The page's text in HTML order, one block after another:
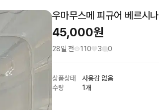
우마무스메 피규어 베르시나
45,000원
28일 전 110 3 0
상품상태
사용감 없음
수량
1개